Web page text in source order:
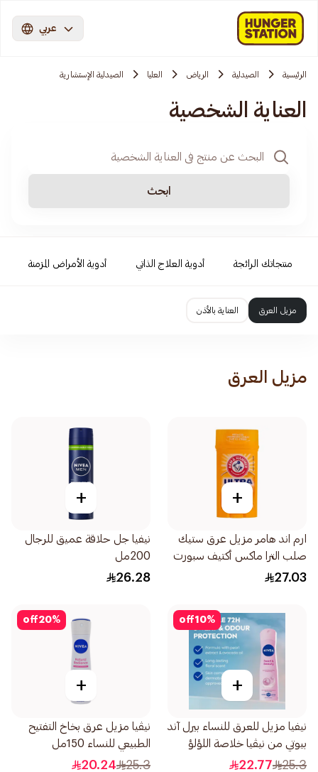
عربي
الرئيسية الصيدلية الرياض العليا الصيدلية الإستشارية
العناية الشخصية
ابحث
منتجاتك الرائجة أدوية العلاج الذاتي أدوية الأمراض المزمنة
مزيل العرق العناية بالأذن
مزيل العرق
+
ارم اند هامر مزيل عرق ستيك
صلب الترا ماكس أكتيف سبورت
الرياضي 73جرام
27.03
+
نيفيا جل حلاقة عميق للرجال
200مل
26.28
10%
off
+
نيفيا مزيل للعرق للنساء بيرل آند
بيوتي من نيڤيا خلاصة اللؤلؤ
بخاخ 150مل
25.3
22.77
20%
off
+
نيڤيا مزيل عرق بخاخ التفتيح
الطبيعي للنساء 150مل
25.3
20.24